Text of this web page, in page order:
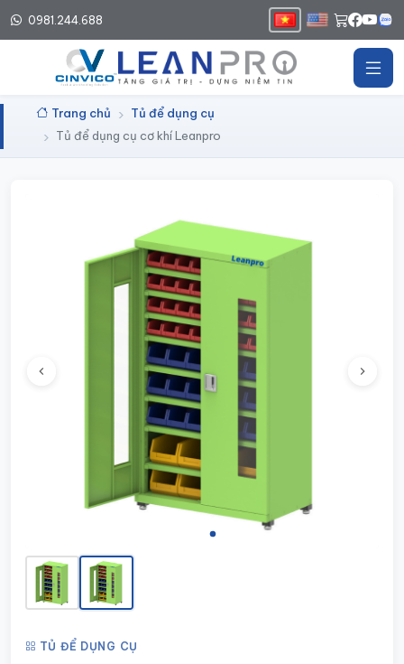
0981.244.688
Trang chủ
Tủ để dụng cụ
Tủ để dụng cụ cơ khí Leanpro
TỦ ĐỂ DỤNG CỤ